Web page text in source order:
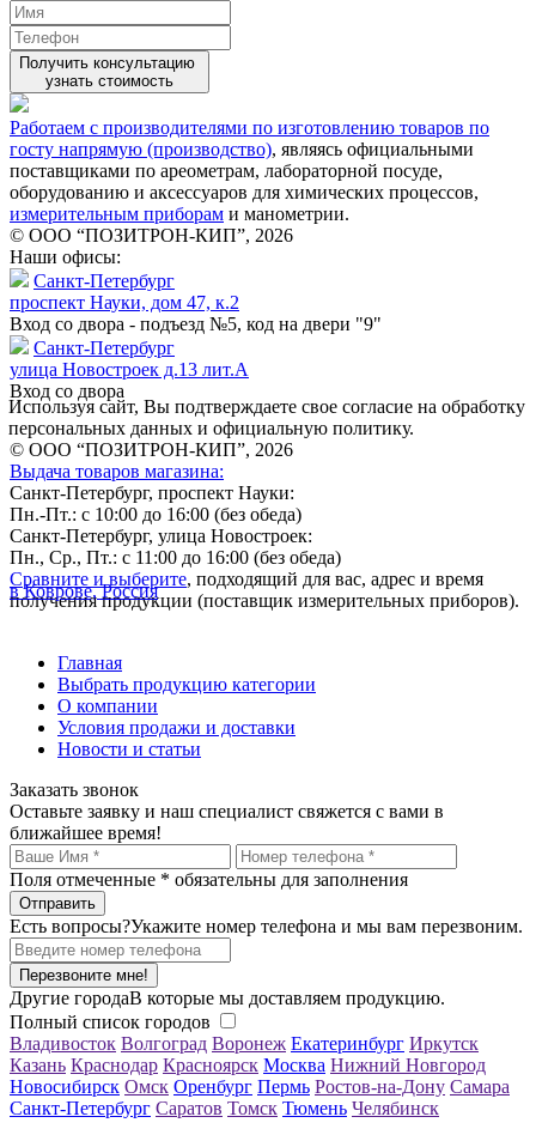
Получить консультацию
узнать стоимость
Работаем с производителями по изготовлению товаров по
госту напрямую (производство), являясь официальными
поставщиками по ареометрам, лабораторной посуде,
оборудованию и аксессуаров для химических процессов,
измерительным приборам и манометрии.
© ООО “ПОЗИТРОН-КИП”, 2026
Наши офисы:
Санкт-Петербург
проспект Науки, дом 47, к.2
Вход со двора - подъезд №5, код на двери "9"
Санкт-Петербург
улица Новостроек д.13 лит.А
Вход со двора
Используя сайт, Вы подтверждаете свое согласие на обработку
персональных данных и официальную политику.
© ООО “ПОЗИТРОН-КИП”, 2026
Выдача товаров магазина:
Санкт-Петербург, проспект Науки:
Пн.-Пт.: с 10:00 до 16:00 (без обеда)
Санкт-Петербург, улица Новостроек:
Пн., Ср., Пт.: с 11:00 до 16:00 (без обеда)
Сравните и выберите, подходящий для вас, адрес и время
получения продукции (поставщик измерительных приборов).
в Коврове, Россия
Главная
Выбрать продукцию категории
О компании
Условия продажи и доставки
Новости и статьи
Заказать звонок
Оставьте заявку и наш специалист свяжется с вами в
ближайшее время!
Поля отмеченные * обязательны для заполнения
Есть вопросы?Укажите номер телефона и мы вам перезвоним.
Перезвоните мне!
Другие городаВ которые мы доставляем продукцию.
Полный список городов
Владивосток Волгоград Воронеж Екатеринбург Иркутск
Казань Краснодар Красноярск Москва Нижний Новгород
Новосибирск Омск Оренбург Пермь Ростов-на-Дону Самара
Санкт-Петербург Саратов Томск Тюмень Челябинск